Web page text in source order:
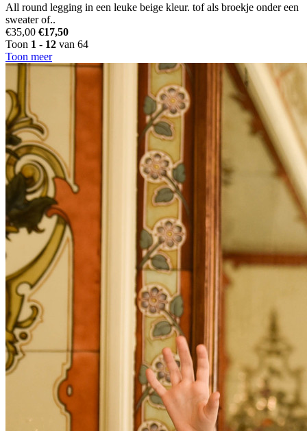
All round legging in een leuke beige kleur. tof als broekje onder een
sweater of..
€35,00 €17,50
Toon 1 - 12 van 64
Toon meer